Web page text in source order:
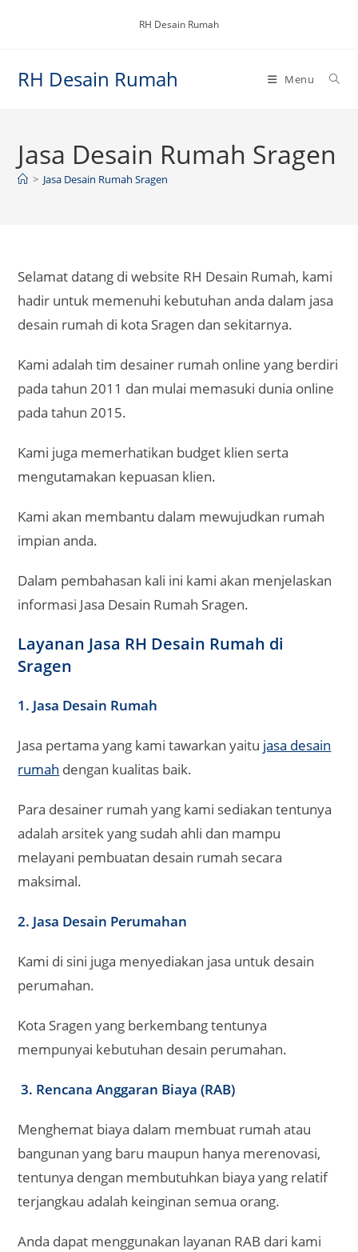
RH Desain Rumah
RH Desain Rumah Menu
Jasa Desain Rumah Sragen
> Jasa Desain Rumah Sragen
Selamat datang di website RH Desain Rumah, kami
hadir untuk memenuhi kebutuhan anda dalam jasa
desain rumah di kota Sragen dan sekitarnya.
Kami adalah tim desainer rumah online yang berdiri
pada tahun 2011 dan mulai memasuki dunia online
pada tahun 2015.
Kami juga memerhatikan budget klien serta
mengutamakan kepuasan klien.
Kami akan membantu dalam mewujudkan rumah
impian anda.
Dalam pembahasan kali ini kami akan menjelaskan
informasi Jasa Desain Rumah Sragen.
Layanan Jasa RH Desain Rumah di
Sragen
1. Jasa Desain Rumah
Jasa pertama yang kami tawarkan yaitu jasa desain
rumah dengan kualitas baik.
Para desainer rumah yang kami sediakan tentunya
adalah arsitek yang sudah ahli dan mampu
melayani pembuatan desain rumah secara
maksimal.
2. Jasa Desain Perumahan
Kami di sini juga menyediakan jasa untuk desain
perumahan.
Kota Sragen yang berkembang tentunya
mempunyai kebutuhan desain perumahan.
3. Rencana Anggaran Biaya (RAB)
Menghemat biaya dalam membuat rumah atau
bangunan yang baru maupun hanya merenovasi,
tentunya dengan membutuhkan biaya yang relatif
terjangkau adalah keinginan semua orang.
Anda dapat menggunakan layanan RAB dari kami